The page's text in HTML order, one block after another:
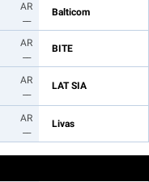
Balticom
AR
BITE
AR
LAT SIA
AR
Livas
AR